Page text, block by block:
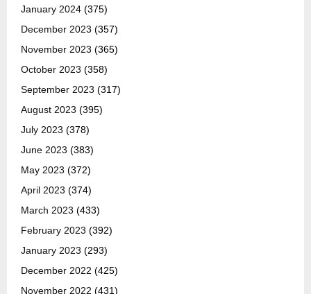
January 2024 (375)
December 2023 (357)
November 2023 (365)
October 2023 (358)
September 2023 (317)
August 2023 (395)
July 2023 (378)
June 2023 (383)
May 2023 (372)
April 2023 (374)
March 2023 (433)
February 2023 (392)
January 2023 (293)
December 2022 (425)
November 2022 (431)